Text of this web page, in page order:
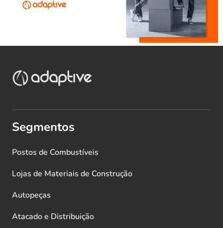
Segmentos
Postos de Combustíveis
Lojas de Materiais de Construção
Autopeças
Atacado e Distribuição